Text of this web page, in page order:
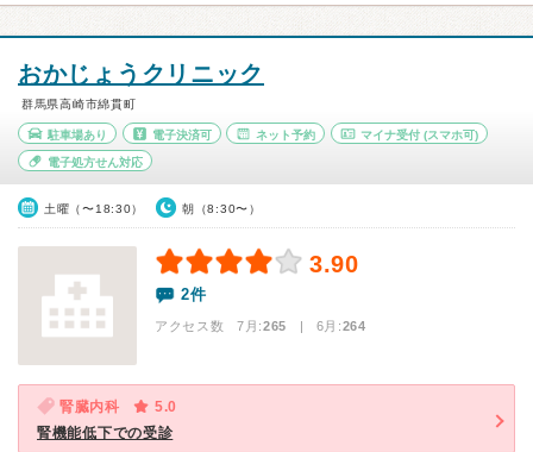
おかじょうクリニック
群馬県高崎市綿貫町
駐車場あり 電子決済可 ネット予約 マイナ受付 (スマホ可)
電子処方せん対応
土曜（〜18:30） 朝（8:30〜）
3.90
2件
アクセス数 7月:265 | 6月:264
腎臓内科
5.0
腎機能低下での受診